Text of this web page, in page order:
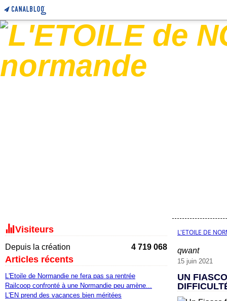
Visiteurs
Depuis la création 4 719 068
Articles récents
L'Etoile de Normandie ne fera pas sa rentrée
Railcoop confronté à une Normandie peu amène...
L'EN prend des vacances bien méritées
L'ETOILE DE
qwant
15 juin 2021
UN